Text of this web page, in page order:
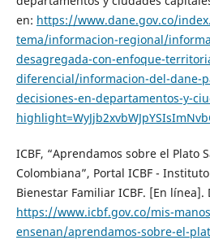
en: https://www.dane.gov.co/
tema/informacion-regional/
desagregada-con-enfoque-
diferencial/informacion-del-dane-
decisiones-en-departamentos-y-
ICBF, “Aprendamos sobre el Plato
Colombiana”, Portal ICBF -
Bienestar Familiar ICBF. [En línea].
https://www.icbf.gov.co/mis-
ensenan/aprendamos-sobre-el-